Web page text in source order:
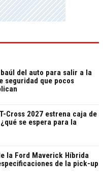
del auto para salir a la
seguridad que pocos
Cross 2027 estrena caja de
se espera para la
la Ford Maverick Híbrida
de la pick-up